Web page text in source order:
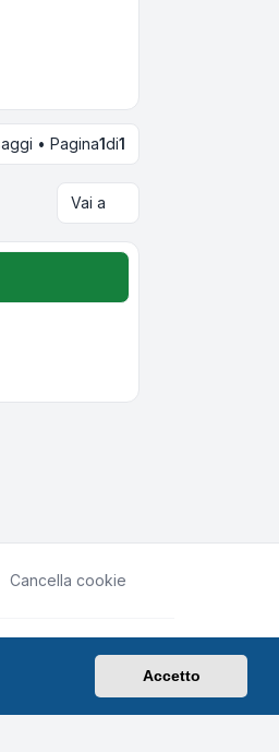
Accetto
• Pagina1di1
Vai a
Cancella cookie
UTC+02:00